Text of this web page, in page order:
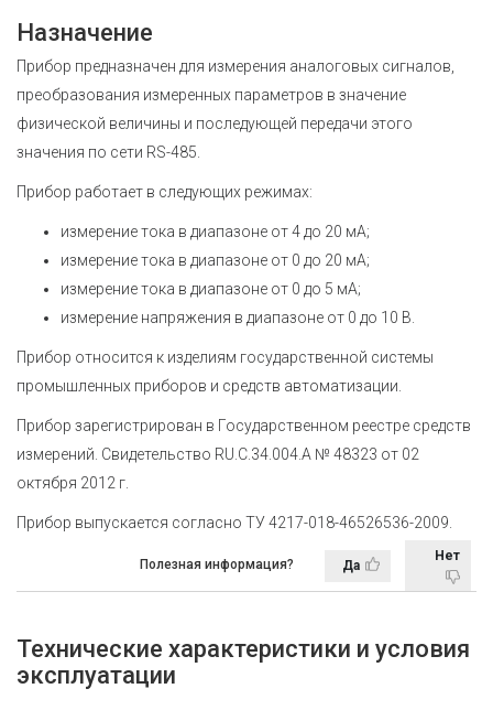
Назначение
Прибор предназначен для измерения аналоговых сигналов,
преобразования измеренных параметров в значение
физической величины и последующей передачи этого
значения по сети RS-485.
Прибор работает в следующих режимах:
измерение тока в диапазоне от 4 до 20 мА;
измерение тока в диапазоне от 0 до 20 мА;
измерение тока в диапазоне от 0 до 5 мА;
измерение напряжения в диапазоне от 0 до 10 В.
Прибор относится к изделиям государственной системы
промышленных приборов и средств автоматизации.
Прибор зарегистрирован в Государственном реестре средств
измерений. Свидетельство RU.C.34.004.A № 48323 от 02
октября 2012 г.
Прибор выпускается согласно ТУ 4217-018-46526536-2009.
Полезная информация? Да
Нет
Технические характеристики и условия
эксплуатации